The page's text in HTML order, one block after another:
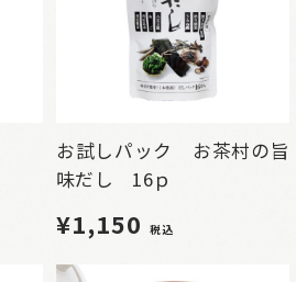
お試しパック お茶村の旨
味だし 16ｐ
¥1,150 税込